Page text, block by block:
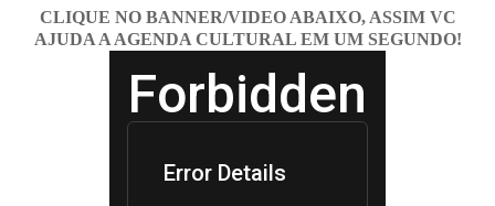
CLIQUE NO BANNER/VIDEO ABAIXO, ASSIM VC
AJUDA A AGENDA CULTURAL EM UM SEGUNDO!